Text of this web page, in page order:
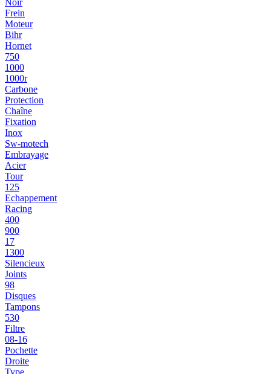
Frein
Moteur
Bihr
Hornet
750
1000
1000r
Carbone
Protection
Chaîne
Fixation
Inox
Sw-motech
Embrayage
Acier
Tour
125
Echappement
Racing
400
900
17
1300
Silencieux
Joints
98
Disques
Tampons
530
Filtre
08-16
Pochette
Droite
Type